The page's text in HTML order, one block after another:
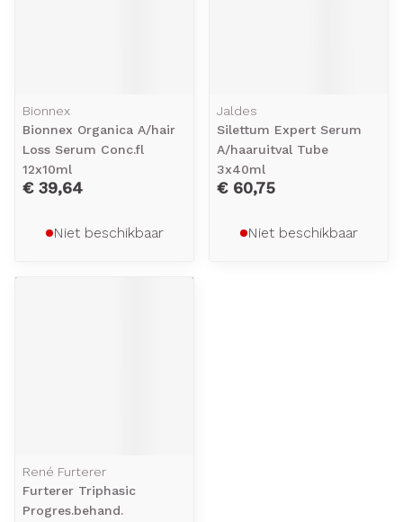
Bionnex
Bionnex Organica A/hair
Loss Serum Conc.fl
12x10ml
€ 39,64
Niet beschikbaar
Jaldes
Silettum Expert Serum
A/haaruitval Tube
3x40ml
€ 60,75
Niet beschikbaar
René Furterer
Furterer Triphasic
Progres.behand.